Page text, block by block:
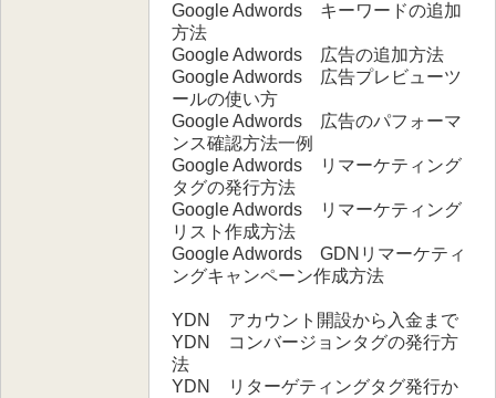
Google Adwords キーワードの追加
方法
Google Adwords 広告の追加方法
Google Adwords 広告プレビューツ
ールの使い方
Google Adwords 広告のパフォーマ
ンス確認方法一例
Google Adwords リマーケティング
タグの発行方法
Google Adwords リマーケティング
リスト作成方法
Google Adwords GDNリマーケティ
ングキャンペーン作成方法
YDN アカウント開設から入金まで
YDN コンバージョンタグの発行方
法
YDN リターゲティングタグ発行か